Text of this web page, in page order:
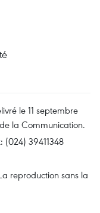
le 11 septembre
la Communication.
(024) 39411348
reproduction sans la